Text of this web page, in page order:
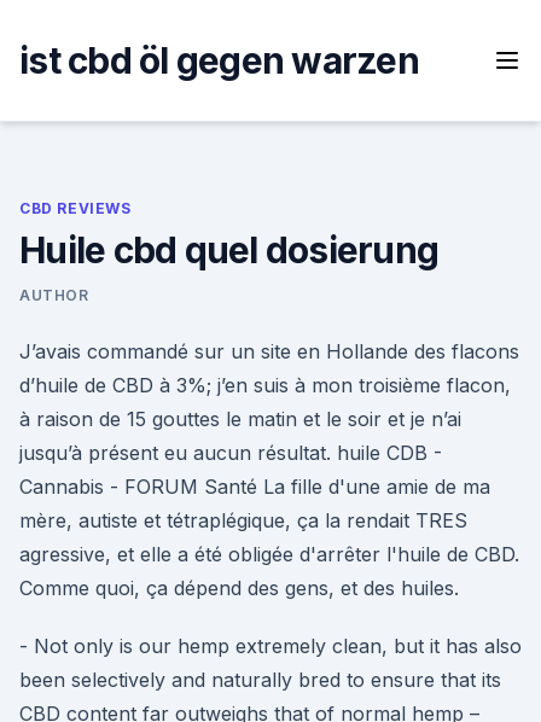
content
ist cbd öl gegen warzen
CBD REVIEWS
Huile cbd quel dosierung
AUTHOR
J’avais commandé sur un site en Hollande des flacons
d’huile de CBD à 3%; j’en suis à mon troisième flacon,
à raison de 15 gouttes le matin et le soir et je n’ai
jusqu’à présent eu aucun résultat. huile CDB -
Cannabis - FORUM Santé La fille d'une amie de ma
mère, autiste et tétraplégique, ça la rendait TRES
agressive, et elle a été obligée d'arrêter l'huile de CBD.
Comme quoi, ça dépend des gens, et des huiles.
- Not only is our hemp extremely clean, but it has also
been selectively and naturally bred to ensure that its
CBD content far outweighs that of normal hemp –